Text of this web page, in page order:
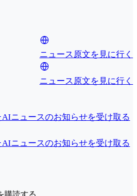
ニュース原文を見に行く
ニュース原文を見に行く
ニュースのお知らせを受け取る
ニュースのお知らせを受け取る
購読する